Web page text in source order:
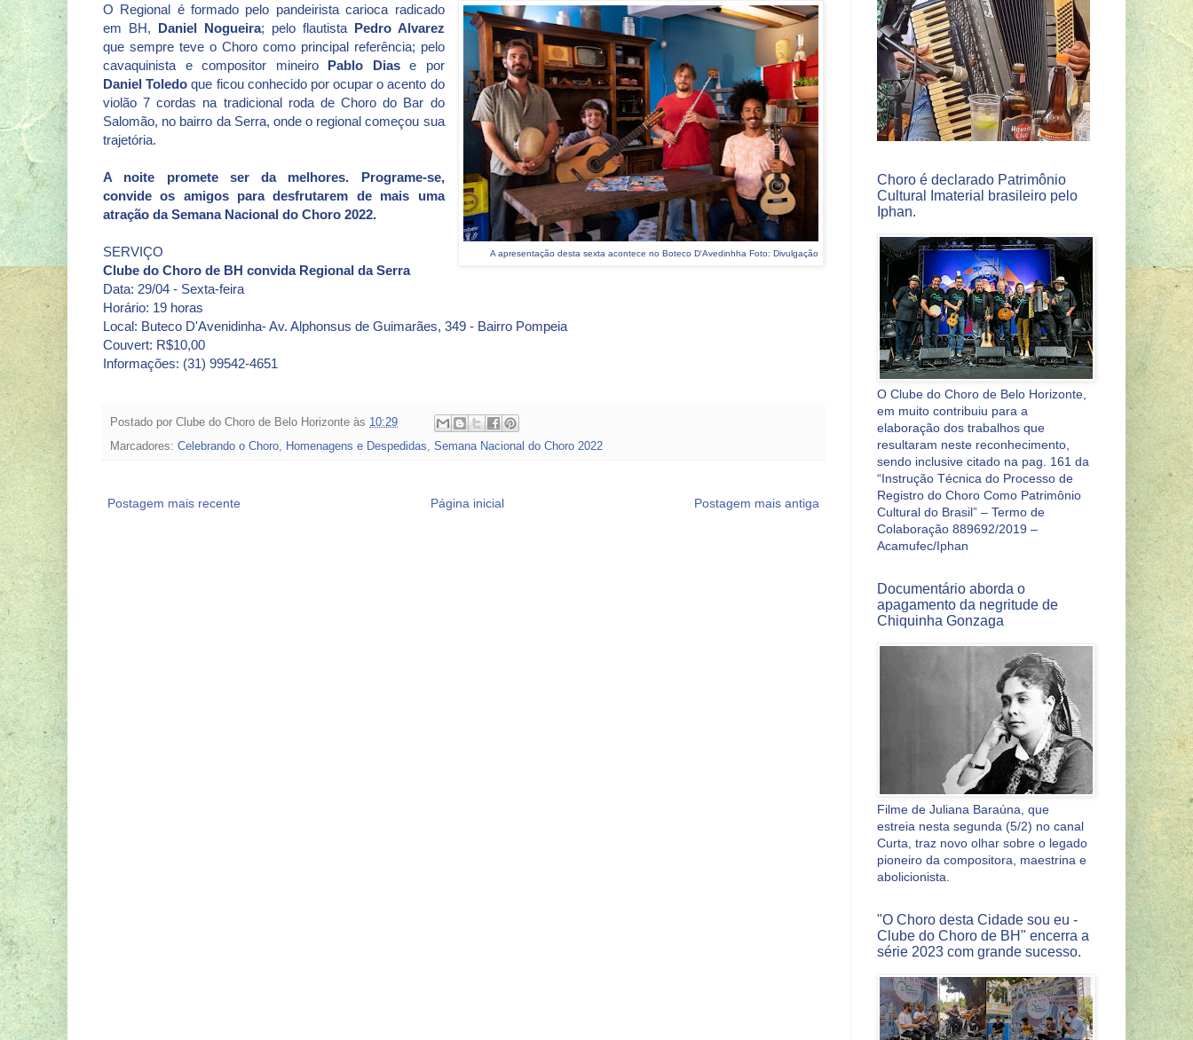
A apresentação desta sexta acontece no Boteco D'Avedinhha Foto: Divulgação
O Regional é formado pelo pandeirista carioca radicado
em BH, Daniel Nogueira; pelo flautista Pedro Alvarez
que sempre teve o Choro como principal referência; pelo
cavaquinista e compositor mineiro Pablo Diase por
Daniel Toledo que ficou conhecido por ocupar o acento do
violão 7 cordas na tradicional roda de Choro do Bar do
Salomão, no bairro da Serra, onde o regional começou sua
trajetória.
A noite promete ser da melhores. Programe-se,
convide os amigos para desfrutarem de mais uma
atração da Semana Nacional do Choro 2022.
SERVIÇO
Clube do Choro de BH convida Regional da Serra
Data: 29/04 - Sexta-feira
Horário: 19 horas
Local: Buteco D'Avenidinha- Av. Alphonsus de Guimarães, 349 - Bairro Pompeia
Couvert: R$10,00
Informações: (31) 99542-4651
Postado por Clube do Choro de Belo Horizonte às 10:29
Marcadores: Celebrando o Choro Homenagens e Despedidas Semana Nacional do Choro 2022
Postagem mais recente Postagem mais antiga
Página inicial
Choro é declarado Patrimônio
Cultural Imaterial brasileiro pelo
Iphan.
O Clube do Choro de Belo Horizonte,
em muito contribuiu para a
elaboração dos trabalhos que
resultaram neste reconhecimento,
sendo inclusive citado na pag. 161 da
“Instrução Técnica do Processo de
Registro do Choro Como Patrimônio
Cultural do Brasil” – Termo de
Colaboração 889692/2019 –
Acamufec/Iphan
Documentário aborda o
apagamento da negritude de
Chiquinha Gonzaga
Filme de Juliana Baraúna, que
estreia nesta segunda (5/2) no canal
Curta, traz novo olhar sobre o legado
pioneiro da compositora, maestrina e
abolicionista.
"O Choro desta Cidade sou eu -
Clube do Choro de BH" encerra a
série 2023 com grande sucesso.